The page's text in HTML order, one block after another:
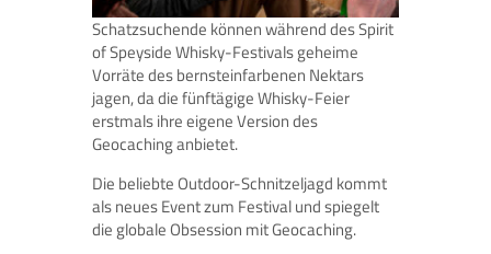
Schatzsuchende können während des Spirit
of Speyside Whisky-Festivals geheime
Vorräte des bernsteinfarbenen Nektars
jagen, da die fünftägige Whisky-Feier
erstmals ihre eigene Version des
Geocaching anbietet.
Die beliebte Outdoor-Schnitzeljagd kommt
als neues Event zum Festival und spiegelt
die globale Obsession mit Geocaching.